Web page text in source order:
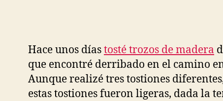
Hace unos díastosté trozos de madera
que encontré derribado en el camino
Aunque realizé tres tostiones
estas tostiones fueron ligeras, dada la